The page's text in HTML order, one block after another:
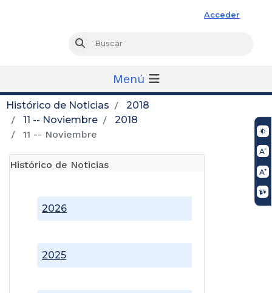
Acceder
Buscar
Menú
Histórico de Noticias
2018
11 -- Noviembre
2018
11 -- Noviembre
Histórico de Noticias
2025
2026